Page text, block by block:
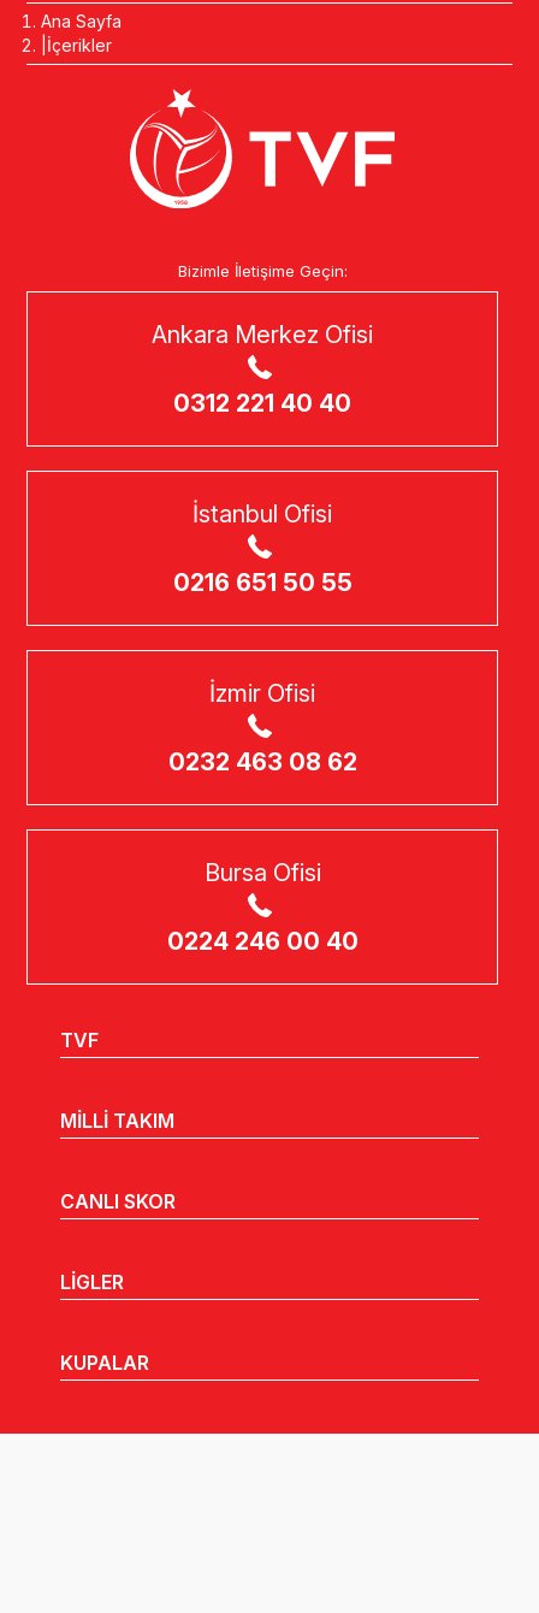
Ana Sayfa
İçerikler
Bizimle İletişime Geçin:
Ankara Merkez Ofisi
0312 221 40 40
İstanbul Ofisi
0216 651 50 55
İzmir Ofisi
0232 463 08 62
Bursa Ofisi
0224 246 00 40
TVF
MİLLİ TAKIM
CANLI SKOR
LİGLER
KUPALAR